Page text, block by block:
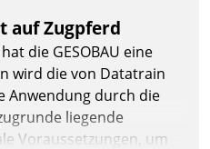
auf Zugpferd
die GESOBAU eine
wird die von Datatrain
Anwendung durch die
liegende
Voraussetzungen, um